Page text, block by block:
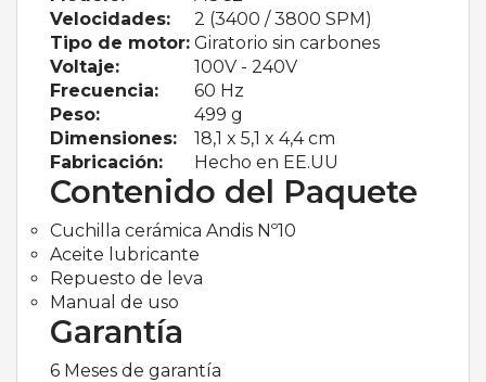
Velocidades:
2 (3400 / 3800 SPM)
Tipo de motor: Giratorio sin carbones
Voltaje:
100V - 240V
Frecuencia:
60 Hz
Peso:
499 g
Dimensiones:
18,1 x 5,1 x 4,4 cm
Fabricación:
Hecho en EE.UU
Contenido del Paquete
Cuchilla cerámica Andis Nº10
Aceite lubricante
Repuesto de leva
Manual de uso
Garantía
6 Meses de garantía